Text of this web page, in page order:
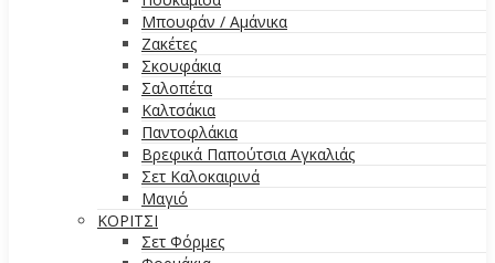
Μπουφάν / Αμάνικα
Ζακέτες
Σκουφάκια
Σαλοπέτα
Καλτσάκια
Παντοφλάκια
Βρεφικά Παπούτσια Αγκαλιάς
Σετ Καλοκαιρινά
Μαγιό
ΚΟΡΙΤΣΙ
Σετ Φόρμες